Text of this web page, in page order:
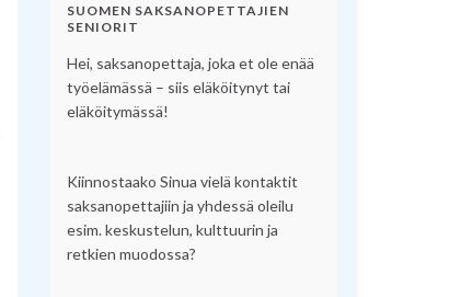
SUOMEN SAKSANOPETTAJIEN
SENIORIT
Hei, saksanopettaja, joka et ole enää
työelämässä – siis eläköitynyt tai
eläköitymässä!
Kiinnostaako Sinua vielä kontaktit
saksanopettajiin ja yhdessä oleilu
esim. keskustelun, kulttuurin ja
retkien muodossa?